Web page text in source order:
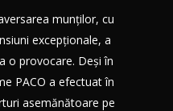
munților, cu
excepționale, a
o provocare. Deși în
PACO a efectuat în
asemănătoare pe